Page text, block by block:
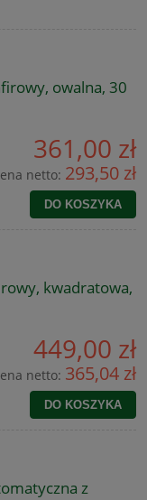
owalna, 30
361,00 zł
netto: 293,50 zł
DO KOSZYKA
kwadratowa,
449,00 zł
netto: 365,04 zł
DO KOSZYKA
z